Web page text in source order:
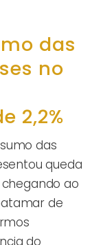
das
no
2,2%
das
queda
chegando ao
de
do